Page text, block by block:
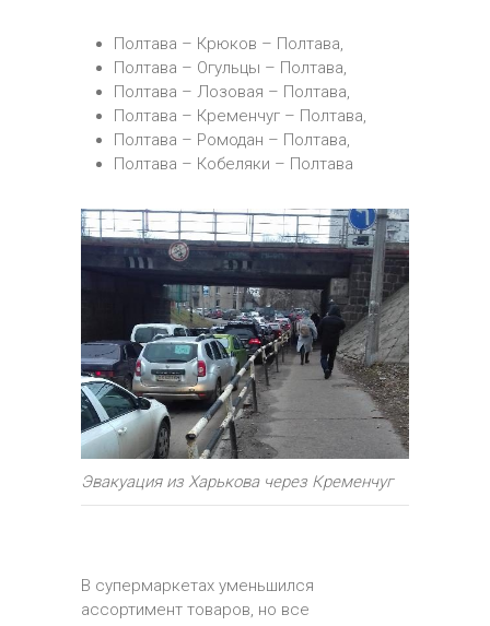
Полтава – Крюков – Полтава,
Полтава – Огульцы – Полтава,
Полтава – Лозовая – Полтава,
Полтава – Кременчуг – Полтава,
Полтава – Ромодан – Полтава,
Полтава – Кобеляки – Полтава
Эвакуация из Харькова через Кременчуг
В супермаркетах уменьшился
ассортимент товаров, но все